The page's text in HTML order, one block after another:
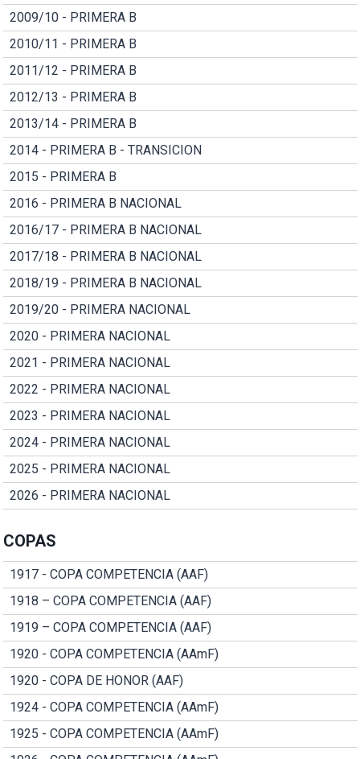
2009/10 - PRIMERA B
2010/11 - PRIMERA B
2011/12 - PRIMERA B
2012/13 - PRIMERA B
2013/14 - PRIMERA B
2014 - PRIMERA B - TRANSICION
2015 - PRIMERA B
2016 - PRIMERA B NACIONAL
2016/17 - PRIMERA B NACIONAL
2017/18 - PRIMERA B NACIONAL
2018/19 - PRIMERA B NACIONAL
2019/20 - PRIMERA NACIONAL
2020 - PRIMERA NACIONAL
2021 - PRIMERA NACIONAL
2022 - PRIMERA NACIONAL
2023 - PRIMERA NACIONAL
2024 - PRIMERA NACIONAL
2025 - PRIMERA NACIONAL
2026 - PRIMERA NACIONAL
COPAS
1917 - COPA COMPETENCIA (AAF)
1918 – COPA COMPETENCIA (AAF)
1919 – COPA COMPETENCIA (AAF)
1920 - COPA COMPETENCIA (AAmF)
1920 - COPA DE HONOR (AAF)
1924 - COPA COMPETENCIA (AAmF)
1925 - COPA COMPETENCIA (AAmF)